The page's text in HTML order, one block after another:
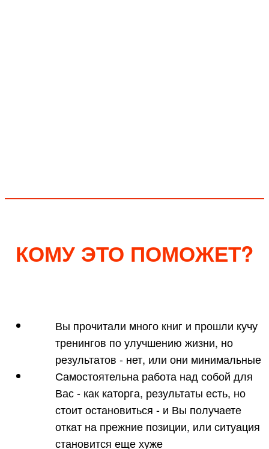
КОМУ ЭТО ПОМОЖЕТ?
Вы прочитали много книг и прошли кучу
тренингов по улучшению жизни, но
результатов - нет, или они минимальные
Самостоятельна работа над собой для
Вас - как каторга, результаты есть, но
стоит остановиться - и Вы получаете
откат на прежние позиции, или ситуация
становится еще хуже